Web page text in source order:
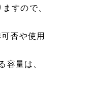
すので、
否や使用
量は、